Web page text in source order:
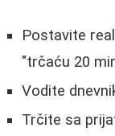
Postavite
"trčaću 20
Vodite
Trčite sa